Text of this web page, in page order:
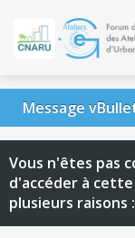
Message
Vous n'êtes pas
d'accéder à
plusieurs raisons :